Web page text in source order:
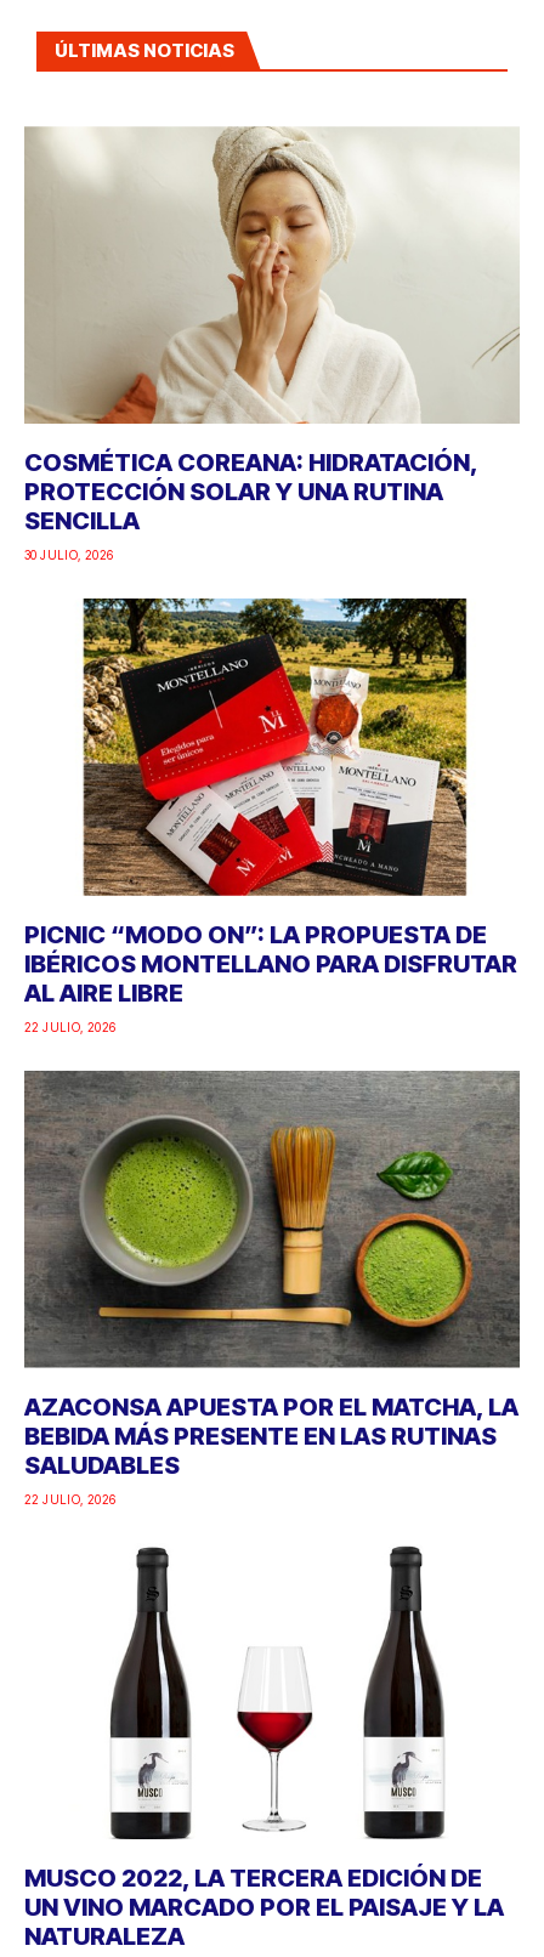
ÚLTIMAS NOTICIAS
COSMÉTICA COREANA: HIDRATACIÓN,
PROTECCIÓN SOLAR Y UNA RUTINA
SENCILLA
30 JULIO, 2026
PICNIC “MODO ON”: LA PROPUESTA DE
IBÉRICOS MONTELLANO PARA DISFRUTAR
AL AIRE LIBRE
22 JULIO, 2026
AZACONSA APUESTA POR EL MATCHA, LA
BEBIDA MÁS PRESENTE EN LAS RUTINAS
SALUDABLES
22 JULIO, 2026
MUSCO 2022, LA TERCERA EDICIÓN DE
UN VINO MARCADO POR EL PAISAJE Y LA
NATURALEZA